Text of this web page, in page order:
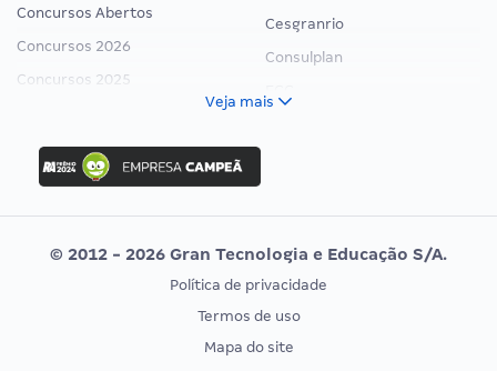
Concursos Abertos
Concursos 2026
Concursos 2025
Concurso Ibama
Concurso MPU
Editais publicados
Cesgranrio
Consulplan
Vunesp
CONCURSOS POR PROFISSÃO
EXAME DE ORDEM
Veja mais
© 2012 - 2026 Gran Tecnologia e Educação S/A.
Política de privacidade
Termos de uso
Mapa do site